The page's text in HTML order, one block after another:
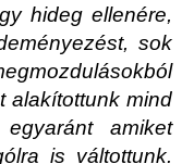
hideg ellenére,
sok
alakítottunk mind
amiket
is váltottunk.